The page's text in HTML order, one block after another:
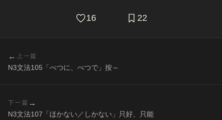
16 22
← 上一篇
N3文法105「べつに、べつで」按～
下一篇 →
N3文法107「ほかない／しかない」只好、只能